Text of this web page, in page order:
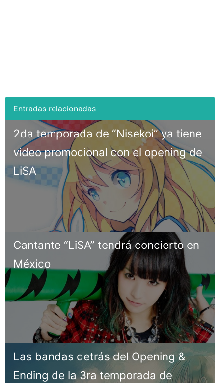
2da temporada de “Nisekoi” ya tiene
video promocional con el opening de
LiSA
Cantante “LiSA” tendrá concierto en
México
Las bandas detrás del Opening &
Ending de la 3ra temporada de